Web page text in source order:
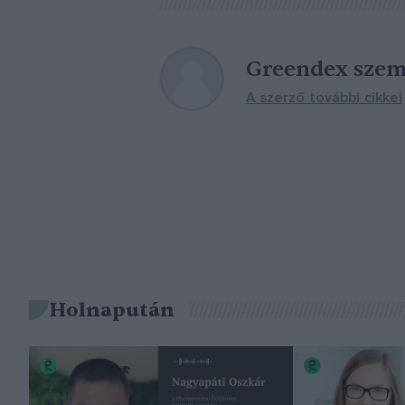
Greendex
A szerző további cikkei
Holnapután